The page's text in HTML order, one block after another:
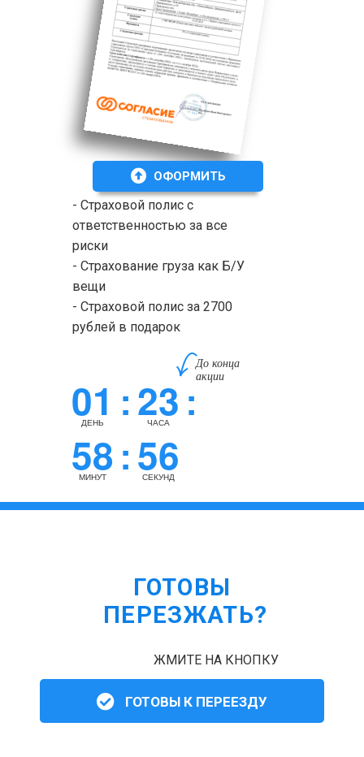
- Страховой полис с
ответственностью за все
риски
- Страхование груза как Б/У
вещи
- Страховой полис за 2700
рублей в подарок
ОФОРМИТЬ
До конца
акции
01:
ДЕНЬ 23:
ЧАСА
58:
МИНУТ 55
СЕКУНД
ГОТОВЫ
ПЕРЕЗЖАТЬ?
ЖМИТЕ НА КНОПКУ
ГОТОВЫ К ПЕРЕЕЗДУ